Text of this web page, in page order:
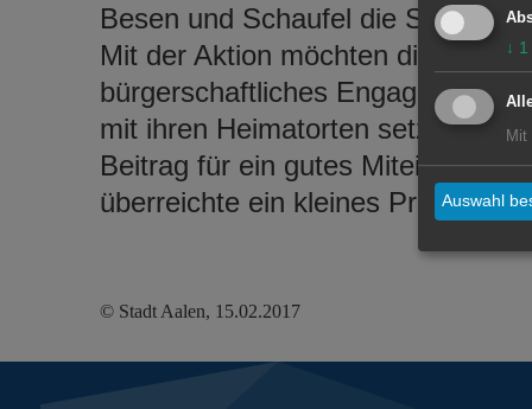
Besen und Schaufel die Straßen
Mit der Aktion möchten die
bürgerschaftliches Engagement,
mit ihren Heimatorten setzen.
Beitrag für ein gutes Miteinander
überreichte ein kleines Präsent als
© Stadt Aalen, 15.02.2017
↓ 1
Mit
Auswahl